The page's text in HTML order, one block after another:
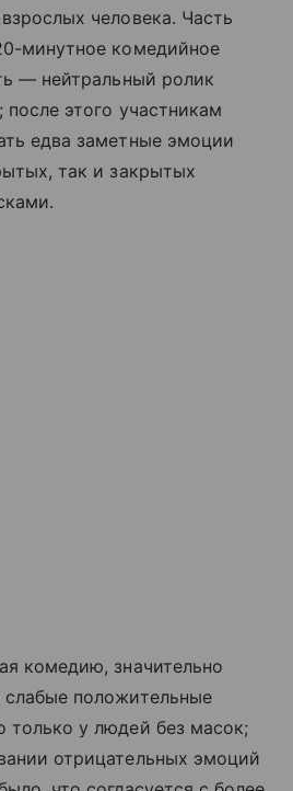
человека. Часть
минутное комедийное
— нейтральный ролик
этого участникам
едва заметные эмоции
так и закрытых
комедию, значительно
слабые положительные
у людей без масок;
отрицательных эмоций